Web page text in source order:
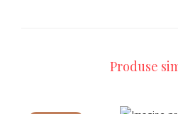
Produse